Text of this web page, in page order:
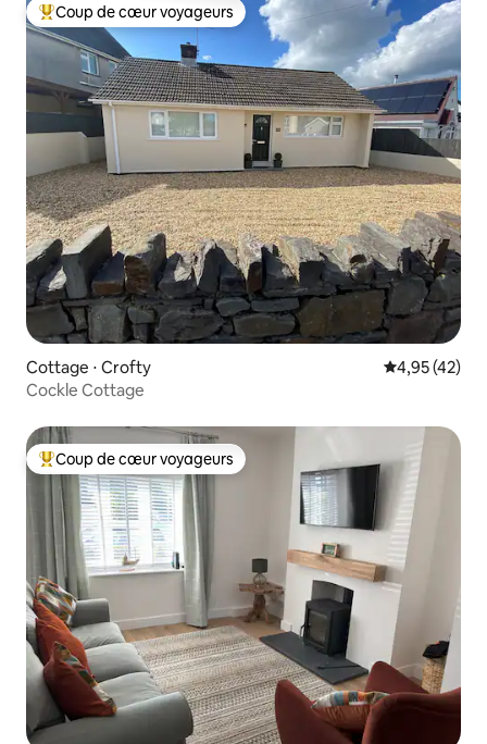
Coups de cœur voyageurs les plus appréciés
Coup de cœur voyageurs
Cottage ⋅ Crofty Évaluation
4,95 (42)
Cockle Cottage
Coups de cœur voyageurs les plus appréciés
Coup de cœur voyageurs